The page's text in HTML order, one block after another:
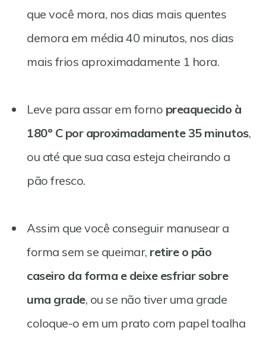
que você mora, nos dias mais quentes
demora em média 40 minutos, nos dias
mais frios aproximadamente 1 hora.
Leve para assar em forno preaquecido à
180º C por aproximadamente 35 minutos,
ou até que sua casa esteja cheirando a
pão fresco.
Assim que você conseguir manusear a
forma sem se queimar, retire o pão
caseiro da forma e deixe esfriar sobre
uma grade, ou se não tiver uma grade
coloque-o em um prato com papel toalha